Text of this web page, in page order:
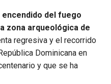
del fuego
zona arqueológica de
regresiva y el recorrido
Dominicana en
y que se ha